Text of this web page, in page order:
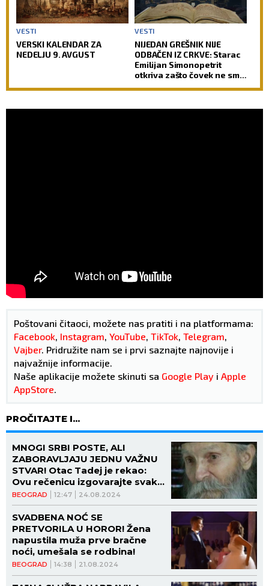
VESTI
VERSKI KALENDAR ZA
NEDELJU 9. AVGUST
VESTI
NIJEDAN GREŠNIK NIJE
ODBAČEN IZ CRKVE: Starac
Emilijan Simonopetrit
otkriva zašto čovek ne sme
Poštovani čitaoci, možete nas pratiti i na platformama:
Facebook, Instagram, YouTube, TikTok, Telegram,
Vajber. Pridružite nam se i prvi saznajte najnovije i
najvažnije informacije.
Naše aplikacije možete skinuti sa Google Play i Apple
AppStore.
PROČITAJTE I...
BEOGRAD 12:47 24.08.2024
MNOGI SRBI POSTE, ALI
ZABORAVLJAJU JEDNU VAŽNU
STVAR! Otac Tadej je rekao:
Ovu rečenicu izgovarajte svaki
dan i Bog će vas čuti!
BEOGRAD 14:38 21.08.2024
SVADBENA NOĆ SE
PRETVORILA U HOROR! Žena
napustila muža prve bračne
noći, umešala se rodbina!